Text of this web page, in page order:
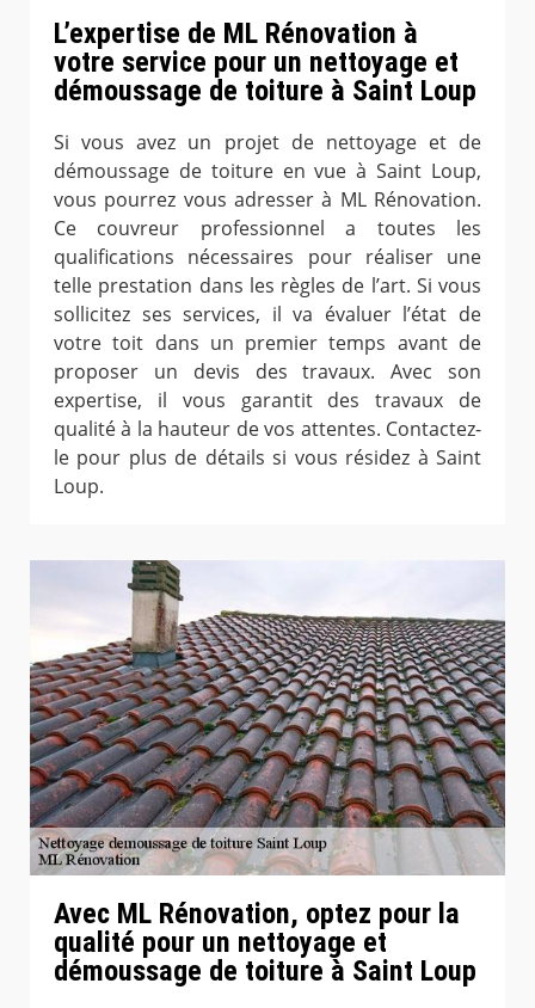
L’expertise de ML Rénovation à
votre service pour un nettoyage et
démoussage de toiture à Saint Loup
Si vous avez un projet de nettoyage et de
démoussage de toiture en vue à Saint Loup,
vous pourrez vous adresser à ML Rénovation.
Ce couvreur professionnel a toutes les
qualifications nécessaires pour réaliser une
telle prestation dans les règles de l’art. Si vous
sollicitez ses services, il va évaluer l’état de
votre toit dans un premier temps avant de
proposer un devis des travaux. Avec son
expertise, il vous garantit des travaux de
qualité à la hauteur de vos attentes. Contactez-
le pour plus de détails si vous résidez à Saint
Loup.
Avec ML Rénovation, optez pour la
qualité pour un nettoyage et
démoussage de toiture à Saint Loup